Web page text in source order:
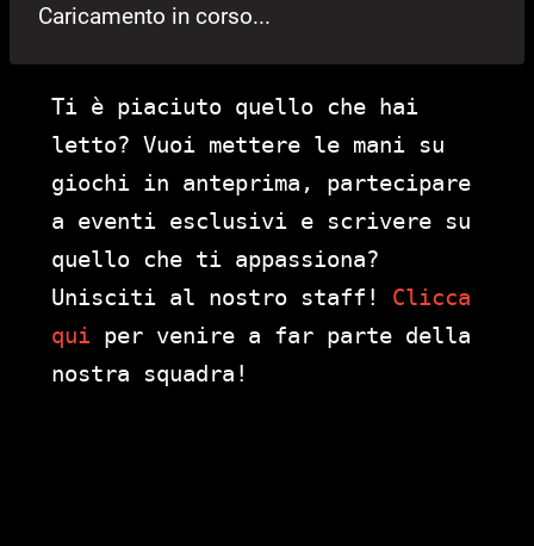
Caricamento in corso...
Ti è piaciuto quello che hai
letto? Vuoi mettere le mani su
giochi in anteprima, partecipare
a eventi esclusivi e scrivere su
quello che ti appassiona?
Unisciti al nostro staff! Clicca
qui per venire a far parte della
nostra squadra!